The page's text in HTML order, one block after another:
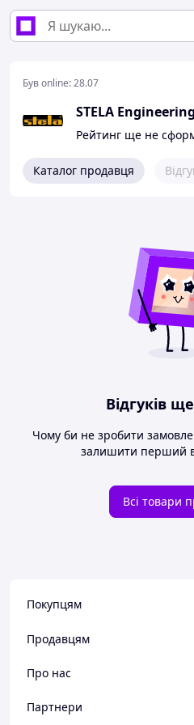
Був online:28.07
Рейтинг ще не
Каталог продавця
Відгуків
Чому би не зробити
залишити перший
Всі товари
Покупцям
Продавцям
Про нас
Партнери